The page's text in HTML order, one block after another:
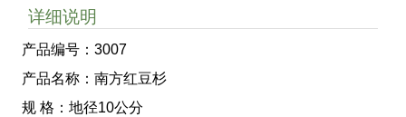
详细说明
产品编号：3007
产品名称：南方红豆杉
规 格：地径10公分